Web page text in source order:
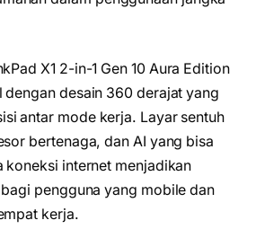
X1 2-in-1 Gen 10 Aura Edition
desain 360 derajat yang
antar mode kerja. Layar sentuh
bertenaga, dan AI yang bisa
koneksi internet menjadikan
pengguna yang mobile dan
kerja.